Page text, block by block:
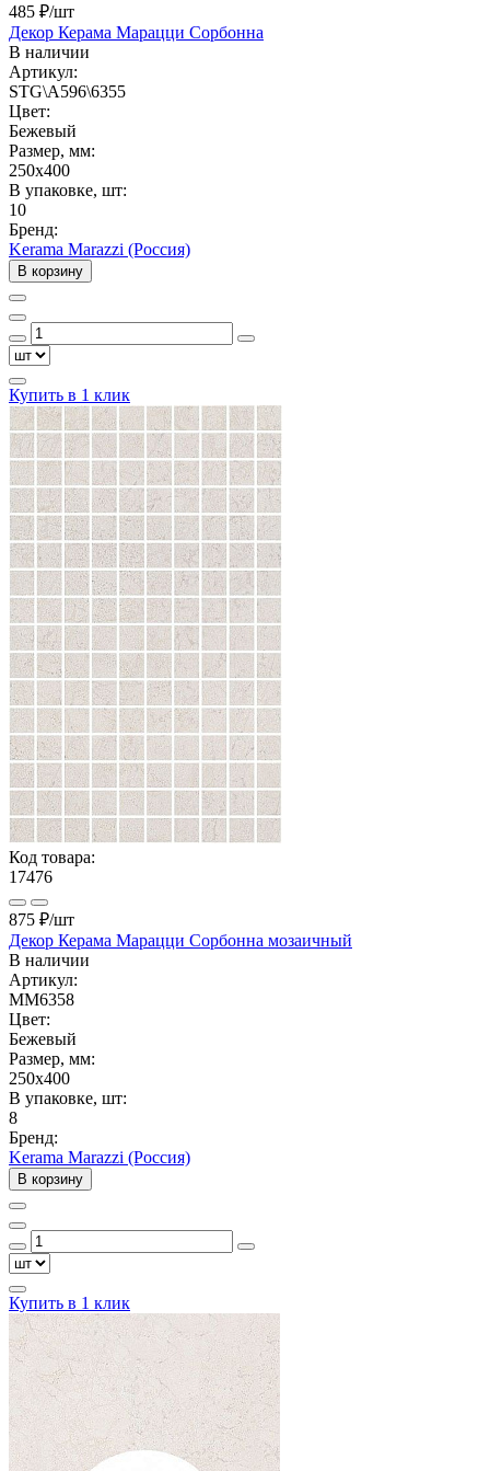
485 ₽/шт
Декор Керама Марацци Сорбонна
В наличии
Артикул:
STG\A596\6355
Цвет:
Бежевый
Размер, мм:
250x400
В упаковке, шт:
10
Бренд:
Kerama Marazzi (Россия)
В корзину
Купить в 1 клик
Код товара:
17476
875 ₽/шт
Декор Керама Марацци Сорбонна мозаичный
В наличии
Артикул:
MM6358
Цвет:
Бежевый
Размер, мм:
250x400
В упаковке, шт:
8
Бренд:
Kerama Marazzi (Россия)
В корзину
Купить в 1 клик